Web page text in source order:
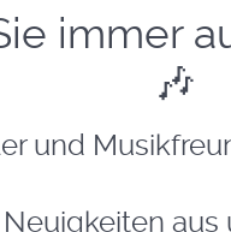
immer
🎶
und